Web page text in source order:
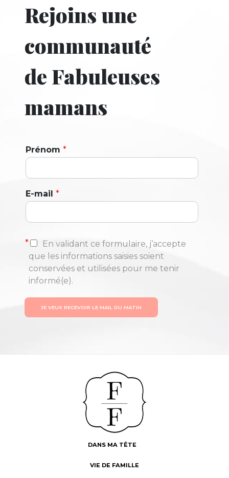
Rejoins une
communauté
de Fabuleuses
mamans
Prénom *
E-mail *
*
En validant ce formulaire, j’accepte
que les informations saisies soient
conservées et utilisées pour me tenir
informé(e).
JE VEUX RECEVOIR LE MAIL DU MATIN
DANS MA TÊTE
VIE DE FAMILLE